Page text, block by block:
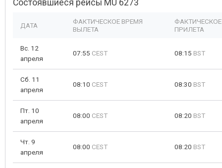
Состоявшиеся рейсы MU 6273
ДАТА
ФАКТИЧЕСКОЕ ВРЕМЯ
ВЫЛЕТА
ПРИЛЕТА
Вс. 12
апреля
07:55 CEST 08:15 BST
Сб. 11
апреля
08:10 CEST 08:30 BST
Пт. 10
апреля
08:00 CEST 08:20 BST
Чт. 9
апреля
08:00 CEST 08:20 BST